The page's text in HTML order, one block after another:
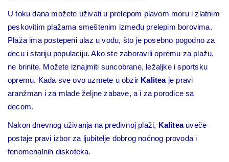
U toku dana možete uživati u prelepom plavom moru i zlatnim
peskovitim plažama smeštenim između prelepim borovima.
Plaža ima postepeni ulaz u vodu, što je posebno pogodno za
decu i stariju populaciju. Ako ste zaboravili opremu za plažu,
ne brinite. Možete iznajmiti suncobrane, ležaljke i sportsku
opremu. Kada sve ovo uzmete u obzir Kalitea je pravi
aranžman i za mlade željne zabave, a i za porodice sa
decom.
Nakon dnevnog uživanja na predivnoj plaži, Kalitea uveče
postaje pravi izbor za ljubitelje dobrog noćnog provoda i
fenomenalnih diskoteka.